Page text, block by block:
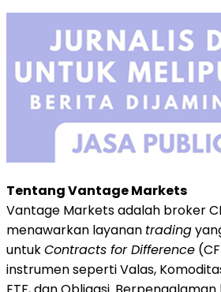
Tentang Vantage Markets
Vantage Markets adalah broker
menawarkan layanan trading
untukContracts for Difference
instrumen seperti Valas,